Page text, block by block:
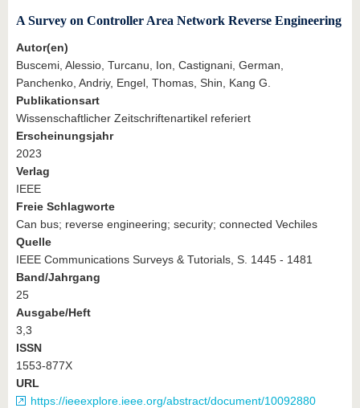
A Survey on Controller Area Network Reverse Engineering
Autor(en)
Buscemi, Alessio, Turcanu, Ion, Castignani, German,
Panchenko, Andriy, Engel, Thomas, Shin, Kang G.
Publikationsart
Wissenschaftlicher Zeitschriftenartikel referiert
Erscheinungsjahr
2023
Verlag
IEEE
Freie Schlagworte
Can bus; reverse engineering; security; connected Vechiles
Quelle
IEEE Communications Surveys & Tutorials, S. 1445 - 1481
Band/Jahrgang
25
Ausgabe/Heft
3,3
ISSN
1553-877X
URL
https://ieeexplore.ieee.org/abstract/document/10092880